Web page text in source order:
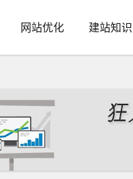
网站优化 建站知识